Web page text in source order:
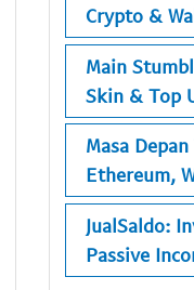
Crypto &
Main
Skin & Top
Masa
Ethereum,
JualSaldo:
Passive